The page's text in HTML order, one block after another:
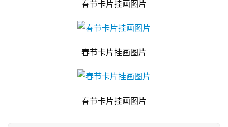
春节卡片挂画图片
春节卡片挂画图片
春节卡片挂画图片